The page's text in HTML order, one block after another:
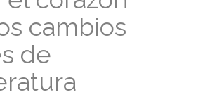
cambios
de